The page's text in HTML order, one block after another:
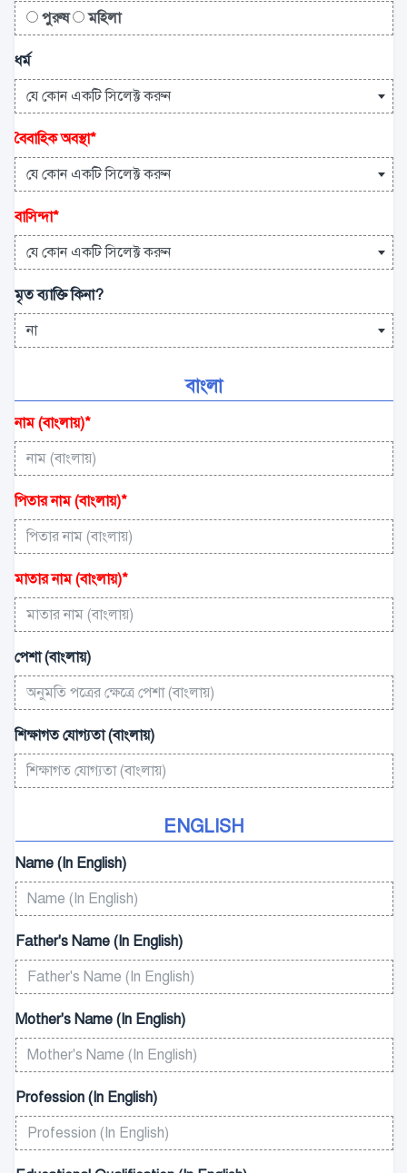
পুরুষ
মহিলা
ধর্ম
যে কোন একটি সিলেক্ট করুন
বৈবাহিক অবস্থা*
যে কোন একটি সিলেক্ট করুন
বাসিন্দা*
যে কোন একটি সিলেক্ট করুন
মৃত ব্যাক্তি কিনা?
না
বাংলা
নাম (বাংলায়)*
পিতার নাম (বাংলায়)*
মাতার নাম (বাংলায়)*
পেশা (বাংলায়)
শিক্ষাগত যোগ্যতা (বাংলায়)
ENGLISH
Name (In English)
Father's Name (In English)
Mother's Name (In English)
Profession (In English)